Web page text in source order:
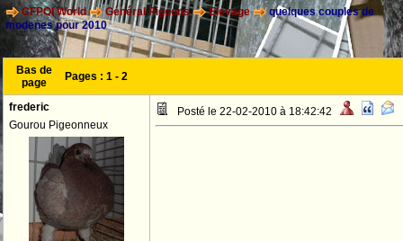
CFPOI World Général Pigeons Elevage
quelques couples de
modenes pour 2010
Bas de
page
Pages : 1 - 2
frederic
Gourou Pigeonneux
Posté le 22-02-2010 à 18:42:42